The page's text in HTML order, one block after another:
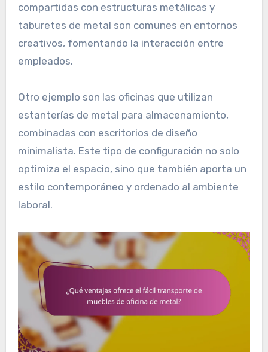
compartidas con estructuras metálicas y
taburetes de metal son comunes en entornos
creativos, fomentando la interacción entre
empleados.
Otro ejemplo son las oficinas que utilizan
estanterías de metal para almacenamiento,
combinadas con escritorios de diseño
minimalista. Este tipo de configuración no solo
optimiza el espacio, sino que también aporta un
estilo contemporáneo y ordenado al ambiente
laboral.